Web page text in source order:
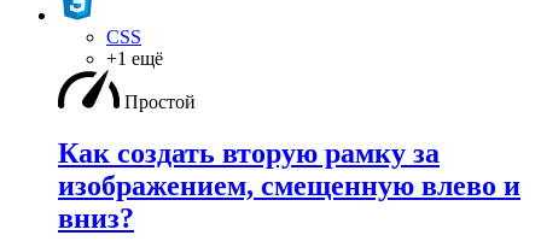
CSS
+1 ещё
Простой
Как создать вторую рамку за
изображением, смещенную влево и
вниз?